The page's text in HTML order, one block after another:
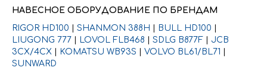
НАВЕСНОЕ ОБОРУДОВАНИЕ ПО БРЕНДАМ
RIGOR HD100
SHANMON 388H BULL HD100
LIUGONG 777
LOVOL FLB468 SDLG B877F
JCB
3CX/4CX
KOMATSU WB93S VOLVO BL61/BL71
SUNWARD